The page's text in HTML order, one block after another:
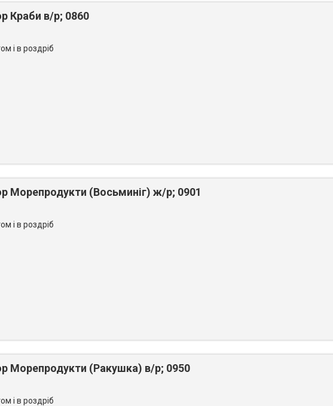
Краби в/р; 0860
і в роздріб
Морепродукти (Восьминіг) ж/р; 0901
і в роздріб
Морепродукти (Ракушка) в/р; 0950
і в роздріб